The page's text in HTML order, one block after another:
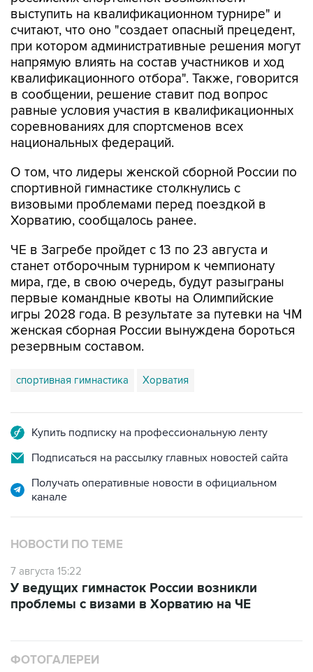
выступить на квалификационном турнире" и
считают, что оно "создает опасный прецедент,
при котором административные решения могут
напрямую влиять на состав участников и ход
квалификационного отбора". Также, говорится
в сообщении, решение ставит под вопрос
равные условия участия в квалификационных
соревнованиях для спортсменов всех
национальных федераций.
О том, что лидеры женской сборной России по
спортивной гимнастике столкнулись с
визовыми проблемами перед поездкой в
Хорватию, сообщалось ранее.
ЧЕ в Загребе пройдет с 13 по 23 августа и
станет отборочным турниром к чемпионату
мира, где, в свою очередь, будут разыграны
первые командные квоты на Олимпийские
игры 2028 года. В результате за путевки на ЧМ
женская сборная России вынуждена бороться
резервным составом.
спортивная гимнастика Хорватия
Купить подписку на профессиональную ленту
Подписаться на рассылку главных новостей сайта
Получать оперативные новости в официальном
канале
НОВОСТИ ПО ТЕМЕ
7 августа 15:22
У ведущих гимнасток России возникли
проблемы с визами в Хорватию на ЧЕ
ФОТОГАЛЕРЕИ